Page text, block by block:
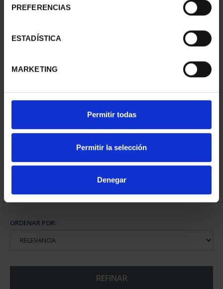
PREFERENCIAS
ESTADÍSTICA
MARKETING
Permitir todas
Permitir la selección
Denegar
DE LA HUMANIDAD
COLE...
ORDENAR POR:
REFINAR